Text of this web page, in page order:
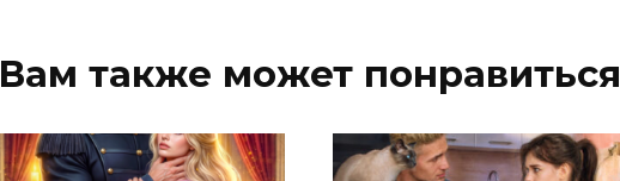
Вам также может понравиться